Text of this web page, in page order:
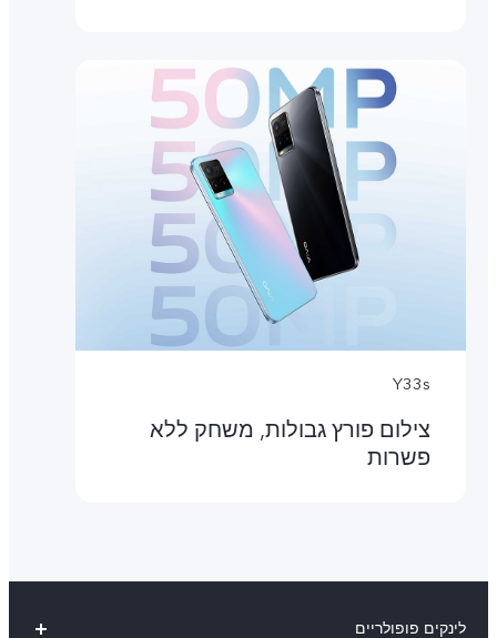
Y33s
צילום פורץ גבולות, משחק ללא
פשרות
לינקים פופולריים